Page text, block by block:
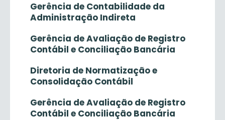
Gerência de Contabilidade da
Administração Indireta
Gerência de Avaliação de Registro
Contábil e Conciliação Bancária
Diretoria de Normatização e
Consolidação Contábil
Gerência de Avaliação de Registro
Contábil e Conciliação Bancária